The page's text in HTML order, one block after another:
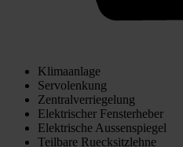
Klimaanlage
Servolenkung
Zentralverriegelung
Elektrischer Fensterheber
Elektrische Aussenspiegel
Teilbare Ruecksitzlehne